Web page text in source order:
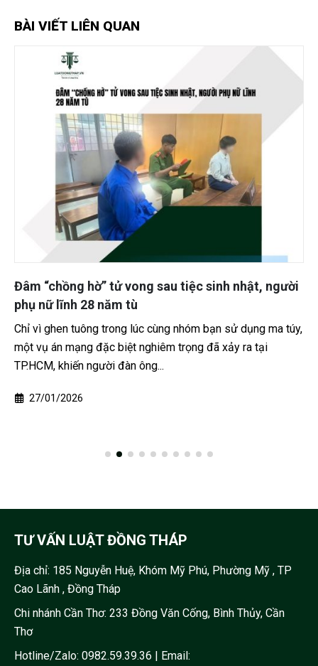
BÀI VIẾT LIÊN QUAN
Đâm “chồng hờ” tử vong sau tiệc sinh nhật, người
phụ nữ lĩnh 28 năm tù
Chỉ vì ghen tuông trong lúc cùng nhóm bạn sử dụng ma túy,
một vụ án mạng đặc biệt nghiêm trọng đã xảy ra tại
TP.HCM, khiến người đàn ông...
27/01/2026
TƯ VẤN LUẬT ĐỒNG THÁP
Địa chỉ: 185 Nguyễn Huệ, Khóm Mỹ Phú, Phường Mỹ , TP
Cao Lãnh , Đồng Tháp
Chi nhánh Cần Thơ: 233 Đồng Văn Cống, Bình Thủy, Cần
Thơ
Hotline/Zalo: 0982.59.39.36 | Email: